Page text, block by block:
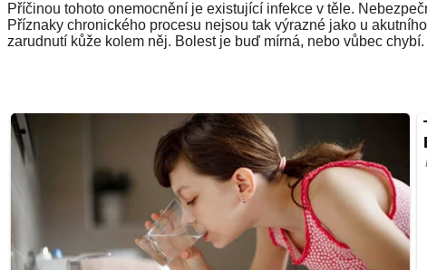
Příčinou tohoto onemocnění je existující infekce v těle.
Příznaky chronického procesu nejsou tak výrazné jako u
zarudnutí kůže kolem něj. Bolest je buď mírná, nebo vůbec chybí.